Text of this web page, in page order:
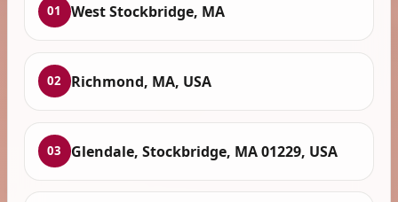
01 West Stockbridge, MA
02 Richmond, MA, USA
03 Glendale, Stockbridge, MA 01229, USA